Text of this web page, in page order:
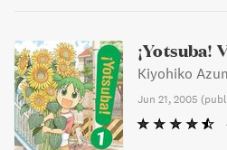
¡Yotsuba!
Kiyohiko
Jun 21, 2005 (